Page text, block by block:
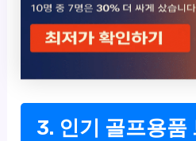
3. 인기 골프용품